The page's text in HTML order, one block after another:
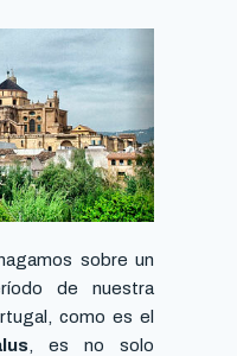
sobre un
de nuestra
como es el
, es no solo